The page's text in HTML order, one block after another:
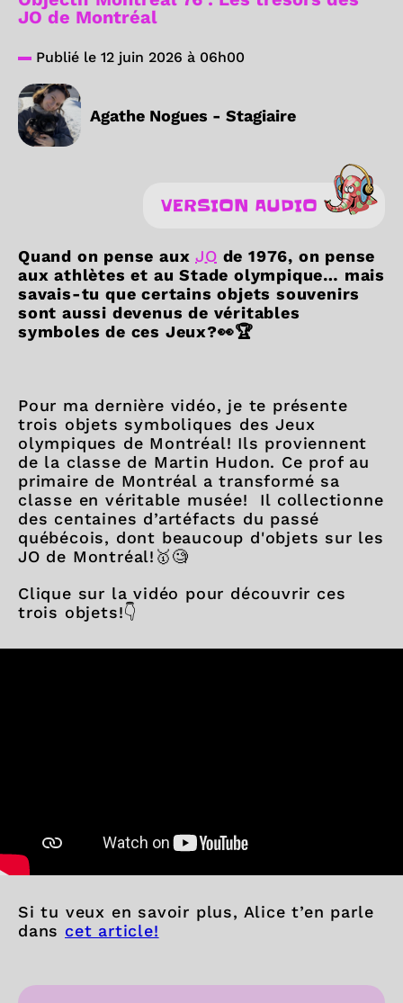
JO de Montréal
Publié le 12 juin 2026 à 06h00
Agathe Nogues - Stagiaire
VERSION AUDIO
Quand on pense auxJO de 1976, on pense
aux athlètes et au Stade olympique… mais
savais-tu que certains objets souvenirs
sont aussi devenus de véritables
symboles de ces Jeux?👀🏆
Pour ma dernière vidéo, je te présente
trois objets symboliques des Jeux
olympiques de Montréal! Ils proviennent
de la classe de Martin Hudon. Ce prof au
primaire de Montréal a transformé sa
classe en véritable musée! Il collectionne
des centaines d’artéfacts du passé
québécois, dont beaucoup d'objets sur les
JO de Montréal!🥇🧐
Clique sur la vidéo pour découvrir ces
trois objets!👇
Si tu veux en savoir plus, Alice t’en parle
dans cet article!